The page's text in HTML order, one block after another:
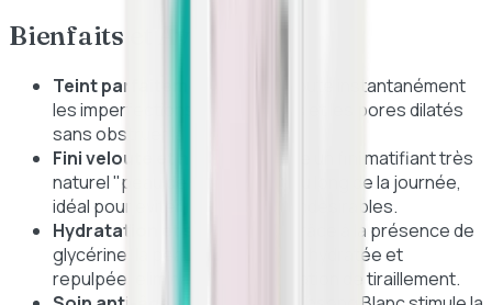
Bienfaits et Avantages
Teint parfaitement unifié :
Floute instantanément
les imperfections, les rougeurs et les pores dilatés
sans obstruer la peau.
Fini velouté et non gras :
Offre un fini matifiant très
naturel "peau de pêche" tout au long de la journée,
idéal pour éviter les brillances indésirables.
Hydratation et souplesse :
Grâce à la présence de
glycérine, la peau reste souple, hydratée et
repulpée, éliminant toute sensation de tiraillement.